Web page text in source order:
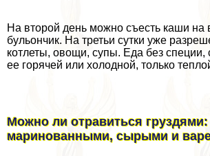
На второй день можно съесть каши на
бульончик. На третьи сутки уже
котлеты, овощи, супы. Еда без специи,
ее горячей или холодной, только
Можно ли отравиться
маринованными, сырыми и